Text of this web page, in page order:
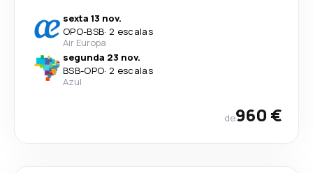
sexta 13 nov.
OPO-BSB· 2 escalas
Air Europa
segunda 23 nov.
BSB-OPO· 2 escalas
Azul
de960 €